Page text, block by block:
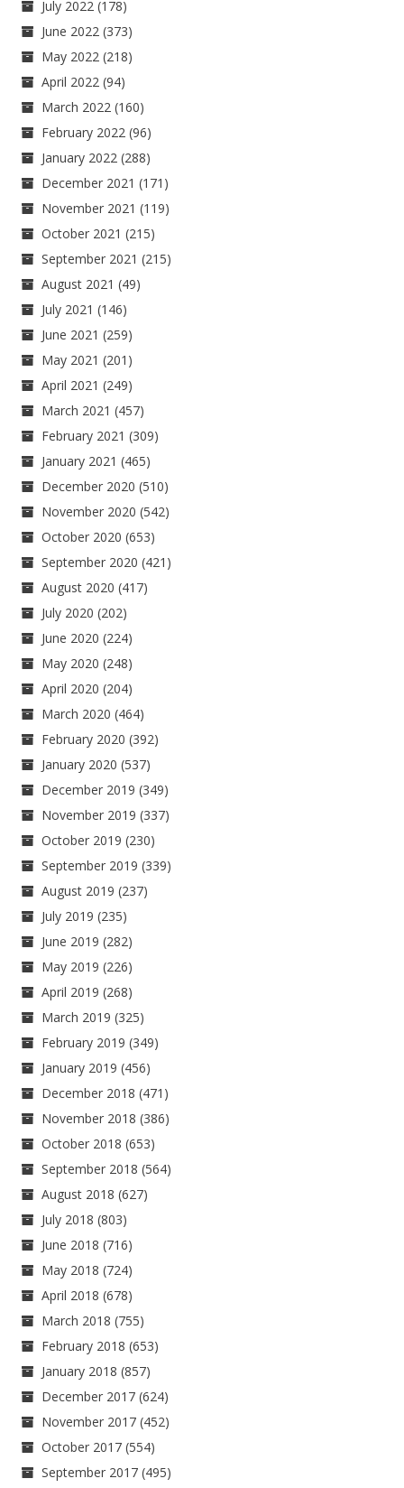
July 2022 (178)
June 2022 (373)
May 2022 (218)
April 2022 (94)
March 2022 (160)
February 2022 (96)
January 2022 (288)
December 2021 (171)
November 2021 (119)
October 2021 (215)
September 2021 (215)
August 2021 (49)
July 2021 (146)
June 2021 (259)
May 2021 (201)
April 2021 (249)
March 2021 (457)
February 2021 (309)
January 2021 (465)
December 2020 (510)
November 2020 (542)
October 2020 (653)
September 2020 (421)
August 2020 (417)
July 2020 (202)
June 2020 (224)
May 2020 (248)
April 2020 (204)
March 2020 (464)
February 2020 (392)
January 2020 (537)
December 2019 (349)
November 2019 (337)
October 2019 (230)
September 2019 (339)
August 2019 (237)
July 2019 (235)
June 2019 (282)
May 2019 (226)
April 2019 (268)
March 2019 (325)
February 2019 (349)
January 2019 (456)
December 2018 (471)
November 2018 (386)
October 2018 (653)
September 2018 (564)
August 2018 (627)
July 2018 (803)
June 2018 (716)
May 2018 (724)
April 2018 (678)
March 2018 (755)
February 2018 (653)
January 2018 (857)
December 2017 (624)
November 2017 (452)
October 2017 (554)
September 2017 (495)